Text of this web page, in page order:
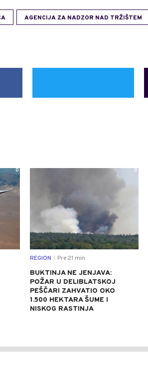
AGENCIJA ZA NADZOR NAD TRŽIŠTEM
0 0
REGION Pre 21 min
BUKTINJA NE JENJAVA:
POŽAR U DELIBLATSKOJ
PEŠČARI ZAHVATIO OKO
1.500 HEKTARA ŠUME I
NISKOG RASTINJA